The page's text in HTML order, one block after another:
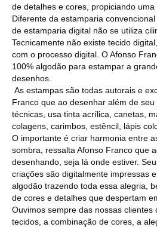
de detalhes e cores, propiciando uma
Diferente da estamparia
de estamparia digital não se utiliza
Tecnicamente não existe tecido
com o processo digital. O Afonso
100% algodão para estampar a
desenhos.
As estampas são todas autorais e
Franco que ao desenhar além de
técnicas, usa tinta acrílica, canetas,
colagens, carimbos, estêncil, lápis
O importante é criar harmonia entre
sombra, ressalta Afonso Franco que
desenhando, seja lá onde estiver.
criações são digitalmente impressas
algodão trazendo toda essa alegria,
de cores e detalhes que despertam
Ouvimos sempre das nossas clientes
tecidos, a combinação de cores, a